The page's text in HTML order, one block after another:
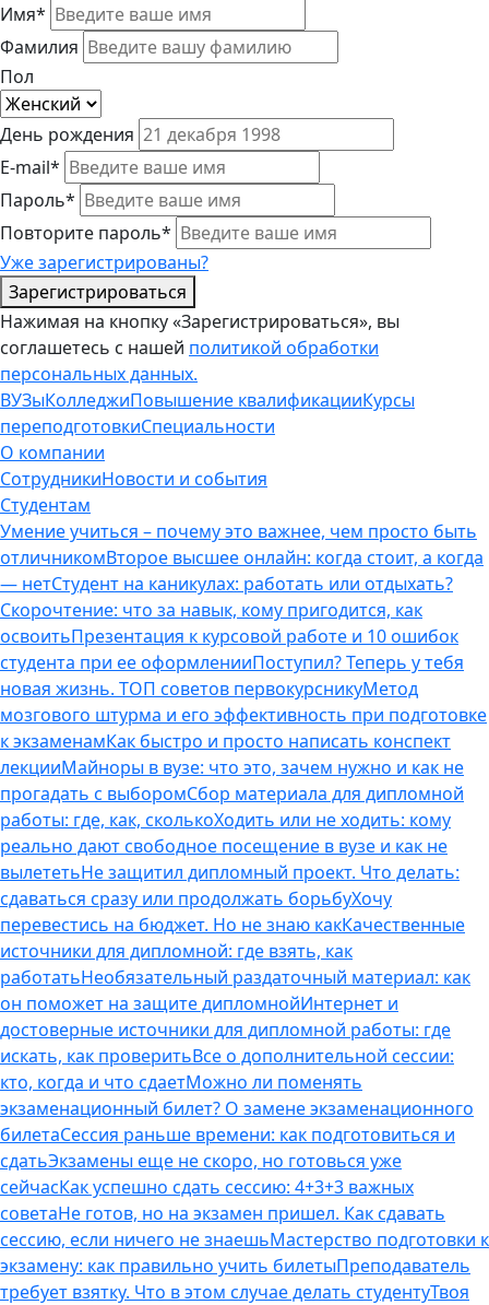
Имя*
Фамилия
Пол
День рождения
E-mail*
Пароль*
Повторите пароль*
Уже зарегистрированы?
Зарегистрироваться
Нажимая на кнопку «Зарегистрироваться», вы
соглашетесь с нашей политикой обработки
персональных данных.
ВУЗыКолледжиПовышение квалификацииКурсы
переподготовкиСпециальности
О компании
СотрудникиНовости и события
Студентам
Умение учиться – почему это важнее, чем просто быть
отличникомВторое высшее онлайн: когда стоит, а когда
— нетСтудент на каникулах: работать или отдыхать?
Скорочтение: что за навык, кому пригодится, как
освоитьПрезентация к курсовой работе и 10 ошибок
студента при ее оформленииПоступил? Теперь у тебя
новая жизнь. ТОП советов первокурсникуМетод
мозгового штурма и его эффективность при подготовке
к экзаменамКак быстро и просто написать конспект
лекцииМайноры в вузе: что это, зачем нужно и как не
прогадать с выборомСбор материала для дипломной
работы: где, как, сколькоХодить или не ходить: кому
реально дают свободное посещение в вузе и как не
вылететьНе защитил дипломный проект. Что делать:
сдаваться сразу или продолжать борьбуХочу
перевестись на бюджет. Но не знаю какКачественные
источники для дипломной: где взять, как
работатьНеобязательный раздаточный материал: как
он поможет на защите дипломнойИнтернет и
достоверные источники для дипломной работы: где
искать, как проверитьВсе о дополнительной сессии:
кто, когда и что сдаетМожно ли поменять
экзаменационный билет? О замене экзаменационного
билетаСессия раньше времени: как подготовиться и
сдатьЭкзамены еще не скоро, но готовься уже
сейчасКак успешно сдать сессию: 4+3+3 важных
советаНе готов, но на экзамен пришел. Как сдавать
сессию, если ничего не знаешьМастерство подготовки к
экзамену: как правильно учить билетыПреподаватель
требует взятку. Что в этом случае делать студентуТвоя